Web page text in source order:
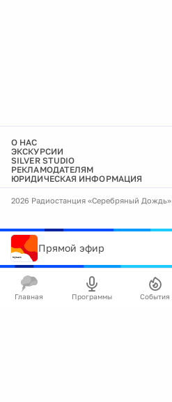
О НАС
ЭКСКУРСИИ
SILVER STUDIO
РЕКЛАМОДАТЕЛЯМ
ЮРИДИЧЕСКАЯ ИНФОРМАЦИЯ
2026 Радиостанция «Серебряный Дождь»
Прямой эфир
Главная Программы События